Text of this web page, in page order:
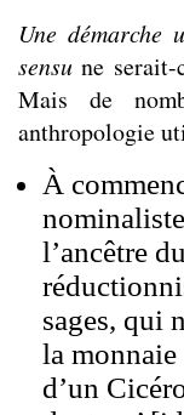
Une
sensu ne
Mais de
anthropologie
À
l’ancêtre
sages, qui
la monnaie
d’un